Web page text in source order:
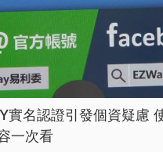
實名認證引發個資疑慮
一次看